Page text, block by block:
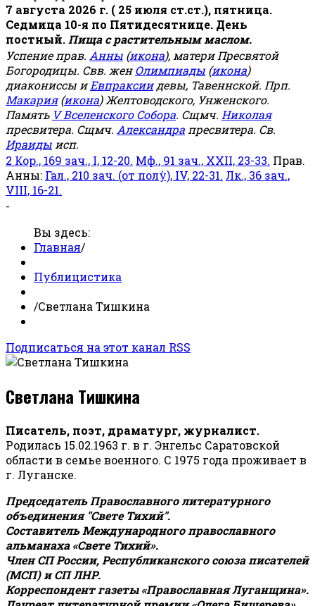
7 августа 2026 г. ( 25 июля ст.ст.), пятница.
Седмица 10-я по Пятидесятнице. День
постный. Пища с растительным маслом.
Успение прав. Анны (икона), матери Пресвятой
Богородицы. Свв. женОлимпиады (икона)
диакониссы иЕвпраксиидевы, Тавеннской. Прп.
Макария(икона) Желтоводского, Унженского.
Память V Вселенского Собора. Сщмч. Николая
пресвитера. Сщмч. Александра пресвитера. Св.
Ираиды исп.
2 Кор., 169 зач., I, 12-20. Мф., 91 зач., XXII, 23-33. Прав.
Анны: Гал., 210 зач. (от полу́), IV, 22-31. Лк., 36 зач.,
VIII, 16-21.
-
Вы здесь:
Главная/
Публицистика
/Светлана Тишкина
Подписаться на этот канал RSS
Светлана Тишкина
Писатель, поэт, драматург, журналист.
Родилась 15.02.1963 г. в г. Энгельс Саратовской
области в семье военного. С 1975 года проживает в
г. Луганске.
Председатель Православного литературного
объединения "Свете Тихий".
Составитель Международного православного
альманаха «Свете Тихий».
Член СП России, Республиканского союза писателей
(МСП) и СП ЛНР.
Корреспондент газеты «Православная Луганщина».